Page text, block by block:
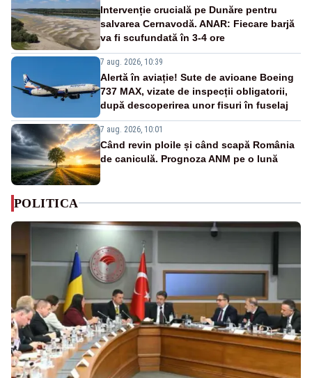
Intervenție crucială pe Dunăre pentru
salvarea Cernavodă. ANAR: Fiecare barjă
va fi scufundată în 3-4 ore
7 aug. 2026, 10:39
Alertă în aviație! Sute de avioane Boeing
737 MAX, vizate de inspecții obligatorii,
după descoperirea unor fisuri în fuselaj
7 aug. 2026, 10:01
Când revin ploile și când scapă România
de caniculă. Prognoza ANM pe o lună
POLITICA